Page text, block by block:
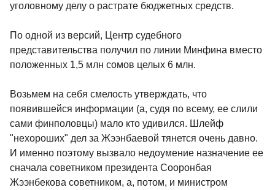
уголовному делу о растрате бюджетных средств.
По одной из версий, Центр судебного
представительства получил по линии Минфина вместо
положенных 1,5 млн сомов целых 6 млн.
Возьмем на себя смелость утверждать, что
появившейся информации (а, судя по всему, ее слили
сами финполовцы) мало кто удивился. Шлейф
"нехороших" дел за Жээнбаевой тянется очень давно.
И именно поэтому вызвало недоумение назначение ее
сначала советником президента Сооронбая
Жээнбекова советником, а, потом, и министром